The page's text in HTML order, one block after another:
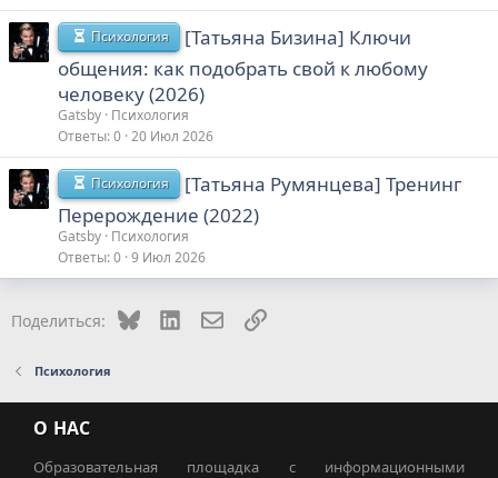
Психология
[Татьяна Бизина] Ключи
общения: как подобрать свой к любому
человеку (2026)
Gatsby Психология
Ответы 0 20 Июл 2026
Психология
[Татьяна Румянцева] Тренинг
Перерождение (2022)
Gatsby Психология
Ответы 0 9 Июл 2026
Поделиться: Bluesky LinkedInЭлектронная почта
Ссылка
Психология
О НАС
Образовательная площадка с информационными